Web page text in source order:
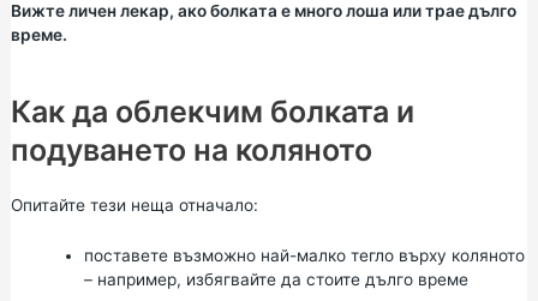
Вижте личен лекар, ако болката е много лоша или трае дълго
време.
Как да облекчим болката и
подуването на коляното
Опитайте тези неща отначало:
поставете възможно най-малко тегло върху коляното
– например, избягвайте да стоите дълго време